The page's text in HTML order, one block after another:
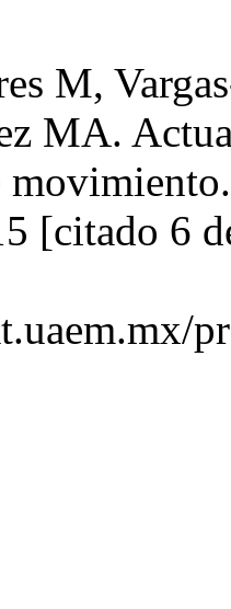
M,
MA.
[citado 6